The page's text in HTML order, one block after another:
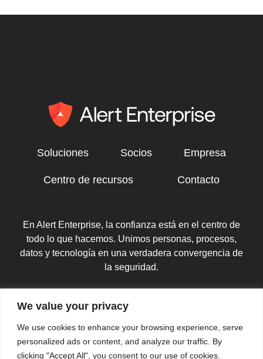
We value your privacy
We use cookies to enhance your browsing experience, serve
personalized ads or content, and analyze our traffic. By
clicking "Accept All", you consent to our use of cookies.
Soluciones Socios Empresa
Centro de recursos Contacto
En Alert Enterprise, la confianza está en el centro de
todo lo que hacemos. Unimos personas, procesos,
datos y tecnología en una verdadera convergencia de
la seguridad.
reservados.
Política de privacidad|Mapa del sitio